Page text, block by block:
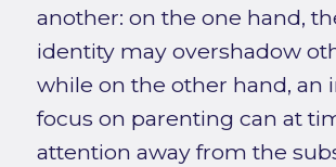
another: on the one hand,
identity may overshadow
while on the other hand, an
focus on parenting can at
attention away from the